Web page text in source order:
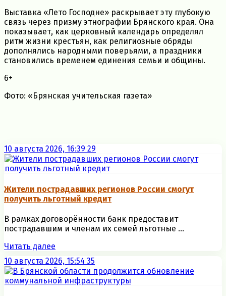
Выставка «Лето Господне» раскрывает эту глубокую
связь через призму этнографии Брянского края. Она
показывает, как церковный календарь определял
ритм жизни крестьян, как религиозные обряды
дополнялись народными поверьями, а праздники
становились временем единения семьи и общины.
6+
Фото: «Брянская учительская газета»
10 августа 2026, 16:39 29
Жители пострадавших регионов России смогут
получить льготный кредит
В рамках договорённости банк предоставит
пострадавшим и членам их семей льготные ...
Читать далее
10 августа 2026, 15:54 35